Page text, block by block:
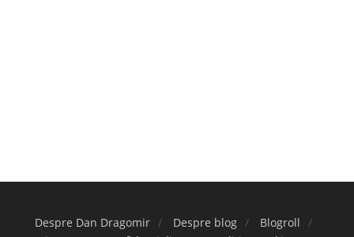
Despre Dan Dragomir Despre blog
Blogroll